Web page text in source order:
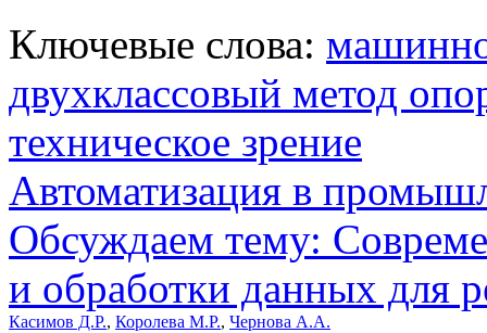
Ключевые слова:
двухклассовый метод
техническое зрение
Автоматизация в
Обсуждаем тему:
и обработки данных для
Касимов Д.Р., Королева М.Р., Чернова А.А.